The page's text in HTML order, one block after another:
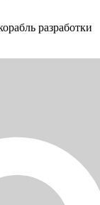
разработки